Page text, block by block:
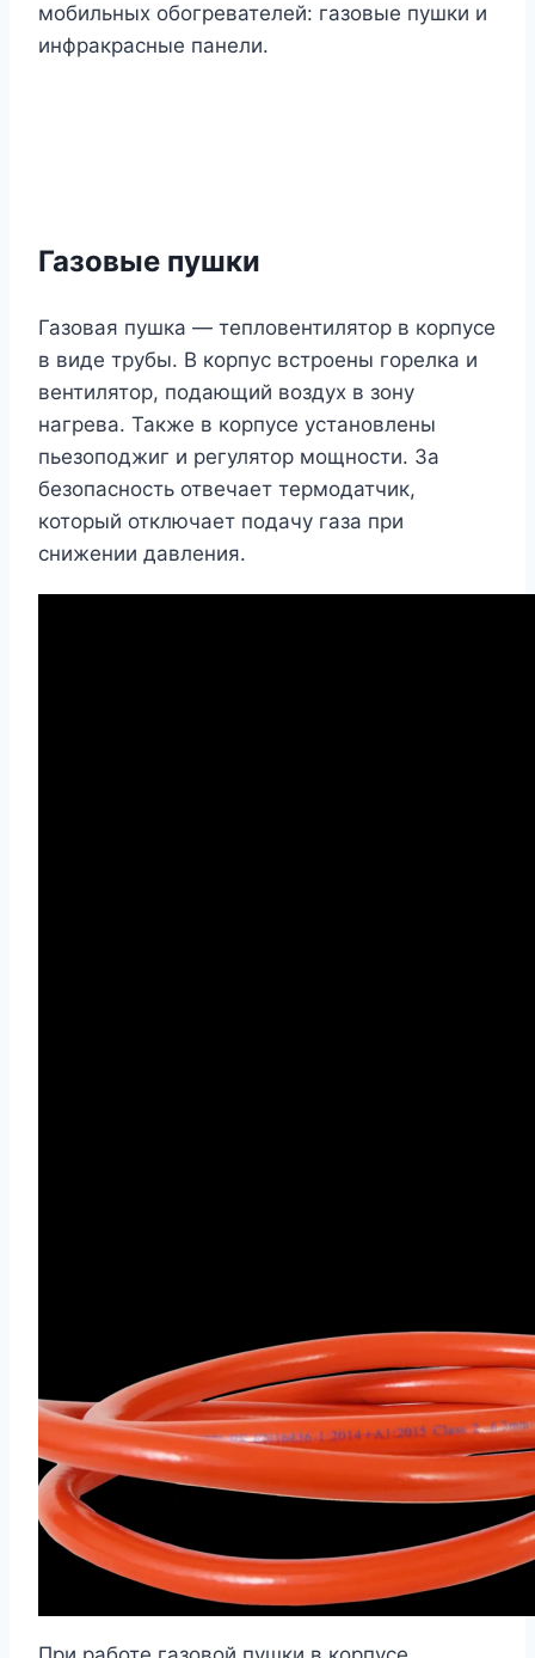
мобильных обогревателей: газовые пушки и
инфракрасные панели.
Газовые пушки
Газовая пушка — тепловентилятор в корпусе
в виде трубы. В корпус встроены горелка и
вентилятор, подающий воздух в зону
нагрева. Также в корпусе установлены
пьезоподжиг и регулятор мощности. За
безопасность отвечает термодатчик,
который отключает подачу газа при
снижении давления.